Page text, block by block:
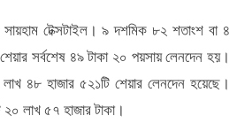
সায়হাম টেক্সটাইল। ৯ দশমিক ৮২ শতাংশ বা ৪
সর্বশেষ ৪৯ টাকা ২০ পয়সায় লেনদেন হয়।
৪৮ হাজার ৫২১টি শেয়ার লেনদেন হয়েছে।
লাখ ৫৭ হাজার টাকা।